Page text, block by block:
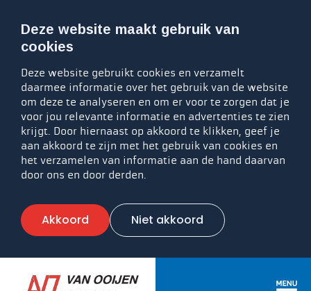
Deze website maakt gebruik van
cookies
Deze website gebruikt cookies en verzamelt
daarmee informatie over het gebruik van de website
om deze te analyseren en om er voor te zorgen dat je
voor jou relevante informatie en advertenties te zien
krijgt. Door hiernaast op akkoord te klikken, geef je
aan akkoord te zijn met het gebruik van cookies en
het verzamelen van informatie aan de hand daarvan
door ons en door derden.
Akkoord Niet akkoord